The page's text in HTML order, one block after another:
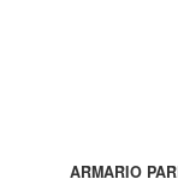
ARMARIO